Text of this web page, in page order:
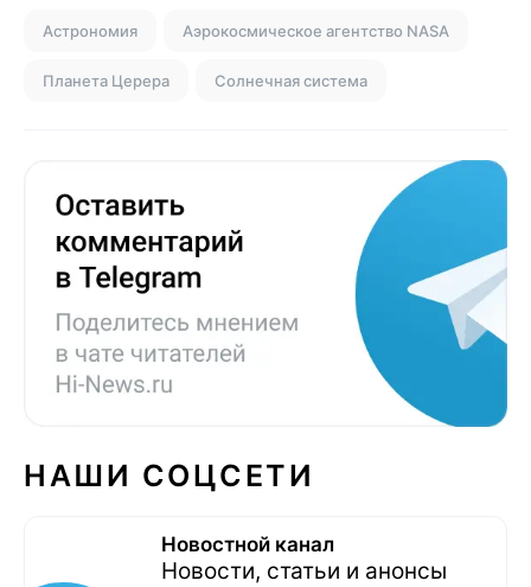
Астрономия Аэрокосмическое агентство NASA
Планета Церера Солнечная система
НАШИ СОЦСЕТИ
Новостной канал
Новости, статьи и анонсы